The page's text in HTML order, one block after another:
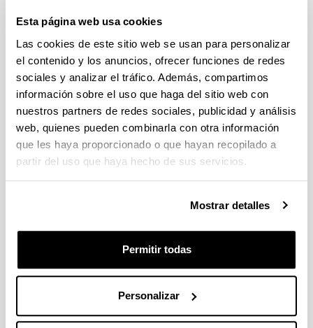
Esta página web usa cookies
Las cookies de este sitio web se usan para personalizar
el contenido y los anuncios, ofrecer funciones de redes
sociales y analizar el tráfico. Además, compartimos
información sobre el uso que haga del sitio web con
nuestros partners de redes sociales, publicidad y análisis
web, quienes pueden combinarla con otra información
que les haya proporcionado o que hayan recopilado a
partir del uso que haya hecho de sus servicios.
Mostrar detalles
Permitir todas
Personalizar
Sugerencias y solicitudes
Escriba aquí su sugerencia o solicitud.
Indica campos obligatorios